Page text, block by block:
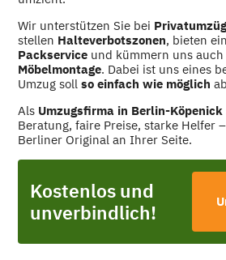
Wir unterstützen Sie bei
stellen Halteverbotszonen, bieten
Packservice und kümmern uns
Möbelmontage. Dabei ist uns eines
Umzug sollso einfach wie möglich
Als Umzugsfirma in Berlin-Köpenick
Beratung, faire Preise, starke Helfer
Berliner Original an Ihrer Seite.
Kostenlos und
unverbindlich!